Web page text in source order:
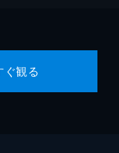
ぐ観る